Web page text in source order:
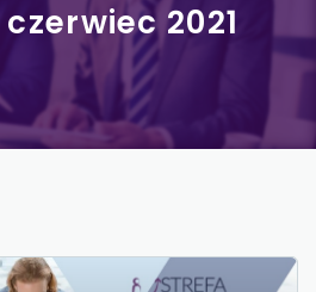
czerwiec 2021